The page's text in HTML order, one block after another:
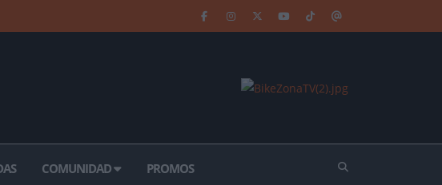
COMUNIDAD PROMOS